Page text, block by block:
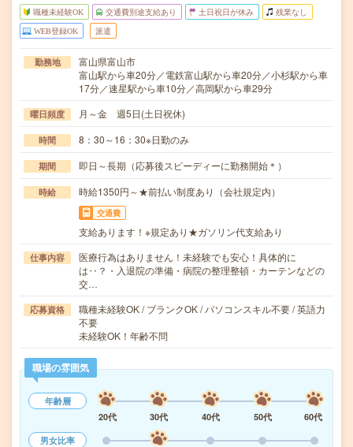
職種未経験OK 交通費別途支給あり 土日祝日が休み 残業なし
WEB登録OK 派遣
勤務地
富山県富山市
富山駅から車20分／電鉄富山駅から車20分／小杉駅から車
17分／速星駅から車10分／高岡駅から車29分
曜日頻度 月～金 週5日(土日祝休)
時間 8：30～16：30※日勤のみ
期間 即日～長期（応募後スピーディーに勤務開始＊）
時給 時給1350円～★前払い制度あり（会社規定内）
交通費
支給あります！※規定あり★ガソリン代支給あり
仕事内容
医療行為はありません！未経験でも安心！具体的に
は‥？・入退院の準備・病院の整理整頓・カーテンなどの
交…
応募資格
職種未経験OK / ブランクOK / パソコンスキル不要 / 英語力
不要
未経験OK！年齢不問
職場の雰囲気
年齢層
20代
30代 40代 50代
60代
男女比率